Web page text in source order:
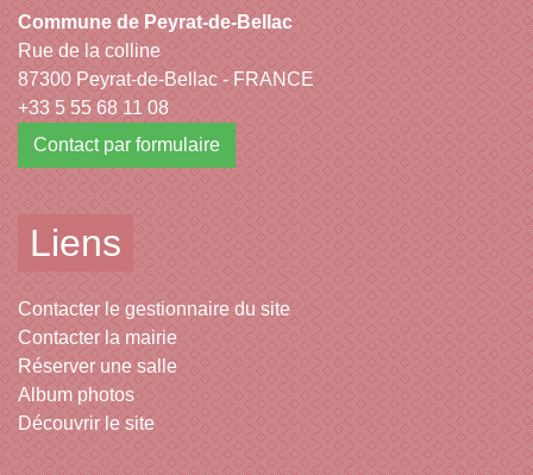
Commune de Peyrat-de-Bellac
Rue de la colline
87300 Peyrat-de-Bellac - FRANCE
+33 5 55 68 11 08
Contact par formulaire
Liens
Contacter le gestionnaire du site
Contacter la mairie
Réserver une salle
Album photos
Découvrir le site